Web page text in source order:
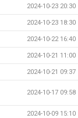
2024-10-23 20:30
2024-10-23 18:30
2024-10-22 16:40
2024-10-21 11:00
2024-10-21 09:37
2024-10-17 09:58
2024-10-09 15:10